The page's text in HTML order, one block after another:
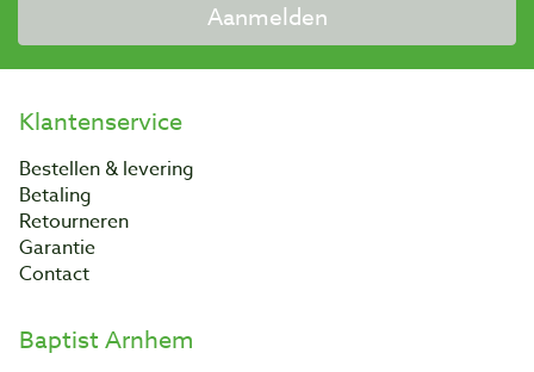
Aanmelden
Klantenservice
Bestellen & levering
Betaling
Retourneren
Garantie
Contact
Baptist Arnhem